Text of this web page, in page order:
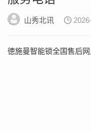
山秀北讯
徳施曼智能锁全国售后